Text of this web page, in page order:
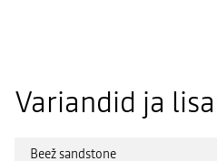
Variandid ja
Beež sandstone